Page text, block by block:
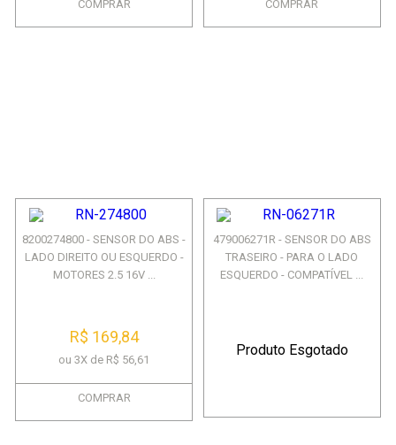
COMPRAR COMPRAR
8200274800 - SENSOR DO ABS -
LADO DIREITO OU ESQUERDO -
MOTORES 2.5 16V ...
R$ 169,84
ou 3X de R$ 56,61
COMPRAR
479006271R - SENSOR DO ABS
TRASEIRO - PARA O LADO
ESQUERDO - COMPATÍVEL ...
Produto Esgotado